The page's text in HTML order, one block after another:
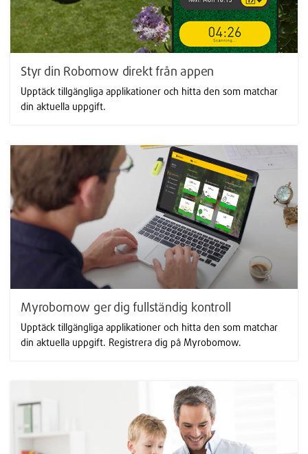
Styr din Robomow direkt från appen
Upptäck tillgängliga applikationer och hitta den som matchar
din aktuella uppgift.
Myrobomow ger dig fullständig kontroll
Upptäck tillgängliga applikationer och hitta den som matchar
din aktuella uppgift. Registrera dig på Myrobomow.